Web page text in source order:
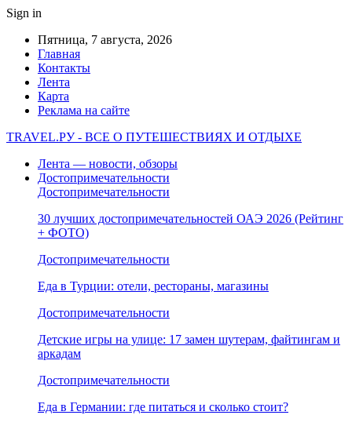
Sign in
Пятница, 7 августа, 2026
Главная
Контакты
Лента
Карта
Реклама на сайте
TRAVEL.РУ - ВСЕ О ПУТЕШЕСТВИЯХ И ОТДЫХЕ
Лента — новости, обзоры
Достопримечательности
Достопримечательности
30 лучших достопримечательностей ОАЭ 2026 (Рейтинг
+ ФОТО)
Достопримечательности
Еда в Турции: отели, рестораны, магазины
Достопримечательности
Детские игры на улице: 17 замен шутерам, файтингам и
аркадам
Достопримечательности
Еда в Германии: где питаться и сколько стоит?